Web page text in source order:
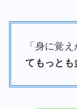
「身に覚
てもっとも